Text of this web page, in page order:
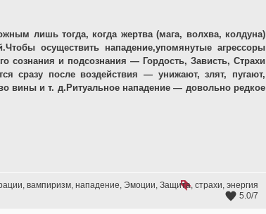
лишь тогда, когда жертва (мага, волхва, колдуна)
осуществить нападение,упомянутые агрессоры
сознания и подсознания — Гордость, Зависть, Страхи
сразу после воздействия — унижают, злят, пугают,
вины и т. д.Ритуальное нападение — довольно редкое
, вампиризм, нападение, Эмоции, Защита, страхи, энергия
5.0/7